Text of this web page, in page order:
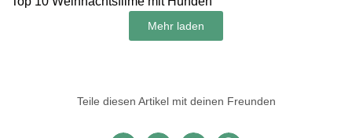
Mehr laden
Teile diesen Artikel mit deinen Freunden